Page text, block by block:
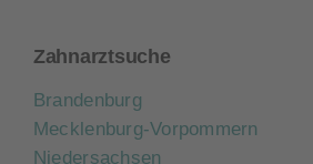
Zahnarztsuche
Brandenburg
Mecklenburg-Vorpommern
Niedersachsen